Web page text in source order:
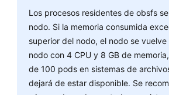
Descripción
almacenamiento
de
contenedores
Los procesos residentes de obsfs
nodo. Si la memoria consumida
superior del nodo, el nodo se vuelve
nodo con 4 CPU y 8 GB de
de 100 pods en sistemas de
dejará de estar disponible. Se